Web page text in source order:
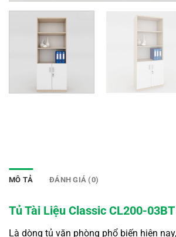
MÔ TẢ ĐÁNH GIÁ (0)
Tủ Tài Liệu Classic CL200-
Là dòng tủ văn phòng phổ biến hiện nay,